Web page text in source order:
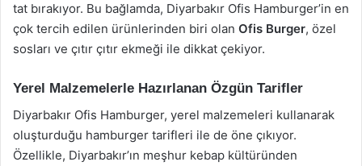
tat bırakıyor. Bu bağlamda, Diyarbakır Ofis Hamburger’in en
çok tercih edilen ürünlerinden biri olan Ofis Burger, özel
sosları ve çıtır çıtır ekmeği ile dikkat çekiyor.
Yerel Malzemelerle Hazırlanan Özgün Tarifler
Diyarbakır Ofis Hamburger, yerel malzemeleri kullanarak
oluşturduğu hamburger tarifleri ile de öne çıkıyor.
Özellikle, Diyarbakır’ın meşhur kebap kültüründen